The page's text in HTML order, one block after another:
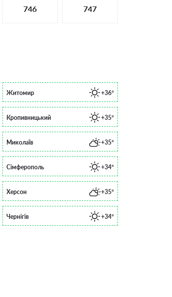
746 747
Житомир +36°
Кропивницький +35°
Миколаїв +35°
Сімферополь +34°
Херсон +35°
Чернігів +34°